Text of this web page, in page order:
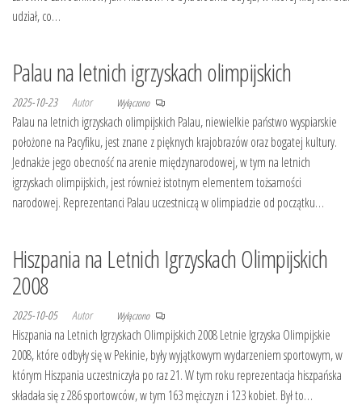
udział, co…
Palau na letnich igrzyskach olimpijskich
2025-10-23 Autor Wyłączono
Palau na letnich igrzyskach olimpijskich Palau, niewielkie państwo wyspiarskie
położone na Pacyfiku, jest znane z pięknych krajobrazów oraz bogatej kultury.
Jednakże jego obecność na arenie międzynarodowej, w tym na letnich
igrzyskach olimpijskich, jest również istotnym elementem tożsamości
narodowej. Reprezentanci Palau uczestniczą w olimpiadzie od początku…
Hiszpania na Letnich Igrzyskach Olimpijskich
2008
2025-10-05 Autor Wyłączono
Hiszpania na Letnich Igrzyskach Olimpijskich 2008 Letnie Igrzyska Olimpijskie
2008, które odbyły się w Pekinie, były wyjątkowym wydarzeniem sportowym, w
którym Hiszpania uczestniczyła po raz 21. W tym roku reprezentacja hiszpańska
składała się z 286 sportowców, w tym 163 mężczyzn i 123 kobiet. Był to…